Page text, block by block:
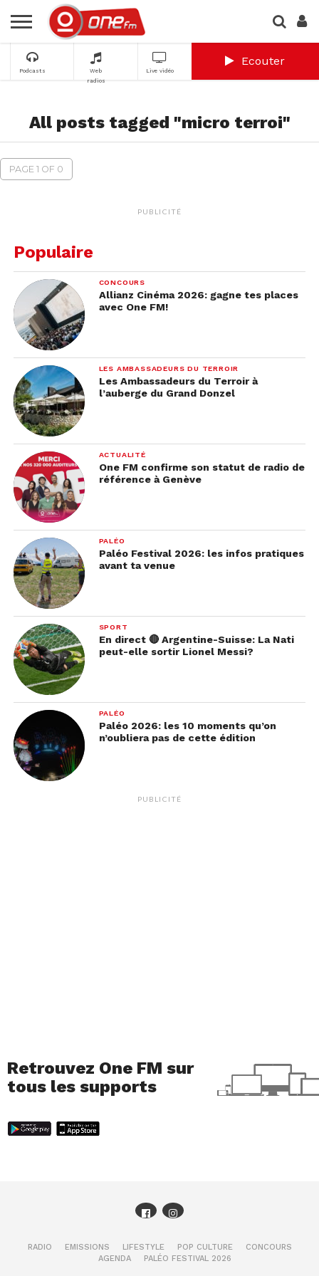
Podcasts
Web
radios
Live vidéo
Ecouter
All posts tagged "micro terroi"
PAGE 1 OF 0
PUBLICITÉ
Populaire
CONCOURS
Allianz Cinéma 2026: gagne tes places
avec One FM!
LES AMBASSADEURS DU TERROIR
Les Ambassadeurs du Terroir à
l’auberge du Grand Donzel
ACTUALITÉ
One FM confirme son statut de radio de
référence à Genève
PALÉO
Paléo Festival 2026: les infos pratiques
avant ta venue
SPORT
En direct 🔴 Argentine-Suisse: La Nati
peut-elle sortir Lionel Messi?
PALÉO
Paléo 2026: les 10 moments qu’on
n’oubliera pas de cette édition
PUBLICITÉ
Retrouvez One FM sur
tous les supports
RADIO EMISSIONS LIFESTYLE POP CULTURE
CONCOURS
AGENDA
PALÉO FESTIVAL 2026